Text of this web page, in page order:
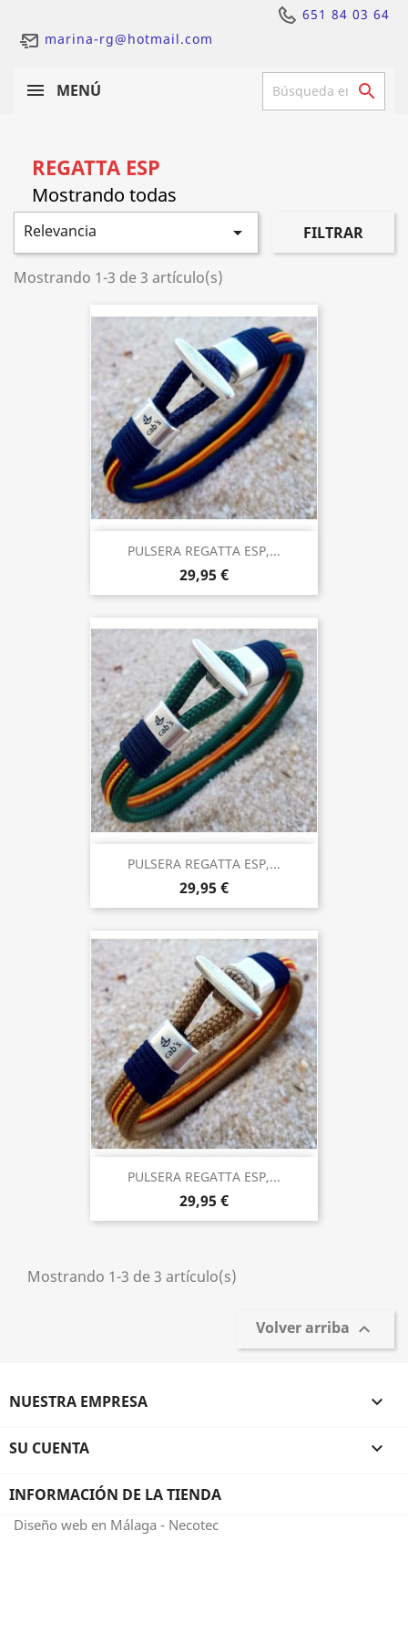
651 84 03 64
marina-rg@hotmail.com
MENÚ 
REGATTA ESP
Relevancia  FILTRAR
Mostrando 1-3 de 3 artículo(s)
PULSERA REGATTA ESP,...
29,95 €
PULSERA REGATTA ESP,...
29,95 €
PULSERA REGATTA ESP,...
29,95 €
Mostrando 1-3 de 3 artículo(s)
Volver arriba 
NUESTRA EMPRESA 
SU CUENTA 
INFORMACIÓN DE LA TIENDA
Diseño web en Málaga - Necotec